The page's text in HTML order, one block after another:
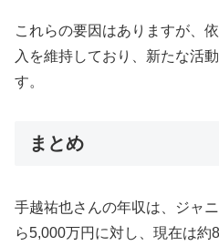
これらの要因はありますが、
入を維持しており、新たな活
す。
まとめ
手越祐也さんの年収は、ジャ
ら5,000万円に対し、現在は約